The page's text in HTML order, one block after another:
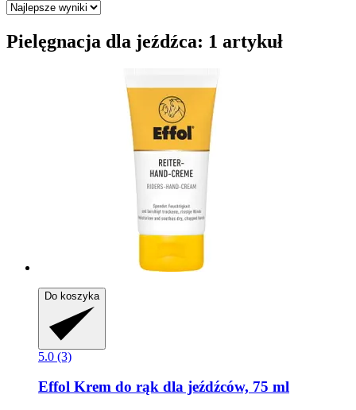
Pielęgnacja dla jeźdźca: 1 artykuł
Do koszyka
5.0 (3)
Effol Krem do rąk dla jeźdźców, 75 ml